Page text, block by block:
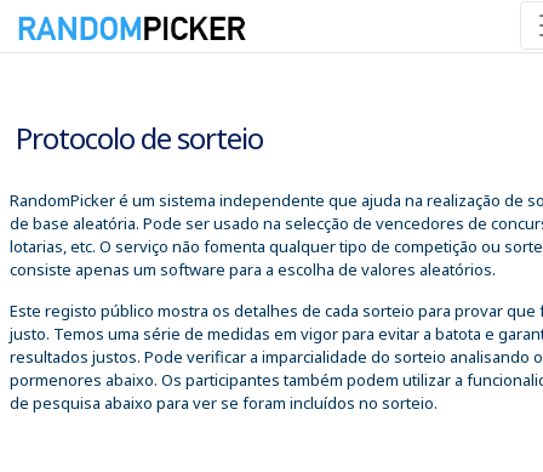
Protocolo de sorteio
RandomPicker é um sistema independente que ajuda na realização de
de base aleatória. Pode ser usado na selecção de vencedores de
lotarias, etc. O serviço não fomenta qualquer tipo de competição ou
consiste apenas um software para a escolha de valores aleatórios.
Este registo público mostra os detalhes de cada sorteio para provar que
justo. Temos uma série de medidas em vigor para evitar a batota e
resultados justos. Pode verificar a imparcialidade do sorteio analisando
pormenores abaixo. Os participantes também podem utilizar a
de pesquisa abaixo para ver se foram incluídos no sorteio.